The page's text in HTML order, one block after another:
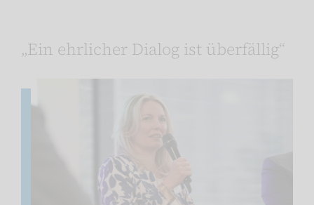
„Ein ehrlicher Dialog ist überfällig“